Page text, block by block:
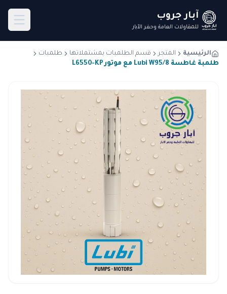
آبار جروب
للمقاولات العامة وحفر الآبار
الرئيسية المتجر قسم الطلمبات بمشتملاتها
طلمبات
طلمبة غاطسة Lubi W95/8 مع موتور L6550-KP